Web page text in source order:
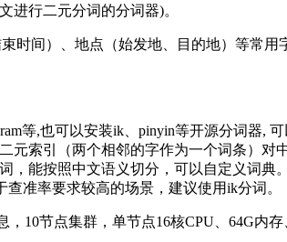
进行二元分词的分词器)。
时间）、地点（始发地、目的地）等常
等,也可以安装ik、pinyin等开源分词器,
元索引（两个相邻的字作为一个词条）
，能按照中文语义切分，可以自定义词
准率要求较高的场景，建议使用ik分词。
10节点集群，单节点16核CPU、64G内